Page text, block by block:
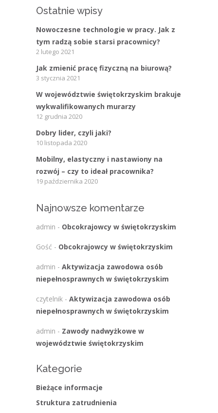
Ostatnie wpisy
Nowoczesne technologie w pracy. Jak z
tym radzą sobie starsi pracownicy?
2 lutego 2021
Jak zmienić pracę fizyczną na biurową?
3 stycznia 2021
W województwie świętokrzyskim brakuje
wykwalifikowanych murarzy
12 grudnia 2020
Dobry lider, czyli jaki?
10 listopada 2020
Mobilny, elastyczny i nastawiony na
rozwój – czy to ideał pracownika?
19 października 2020
Najnowsze komentarze
admin - Obcokrajowcy w świętokrzyskim
Gość - Obcokrajowcy w świętokrzyskim
admin - Aktywizacja zawodowa osób
niepełnosprawnych w świętokrzyskim
czytelnik - Aktywizacja zawodowa osób
niepełnosprawnych w świętokrzyskim
admin - Zawody nadwyżkowe w
województwie świętokrzyskim
Kategorie
Bieżące informacje
Struktura zatrudnienia